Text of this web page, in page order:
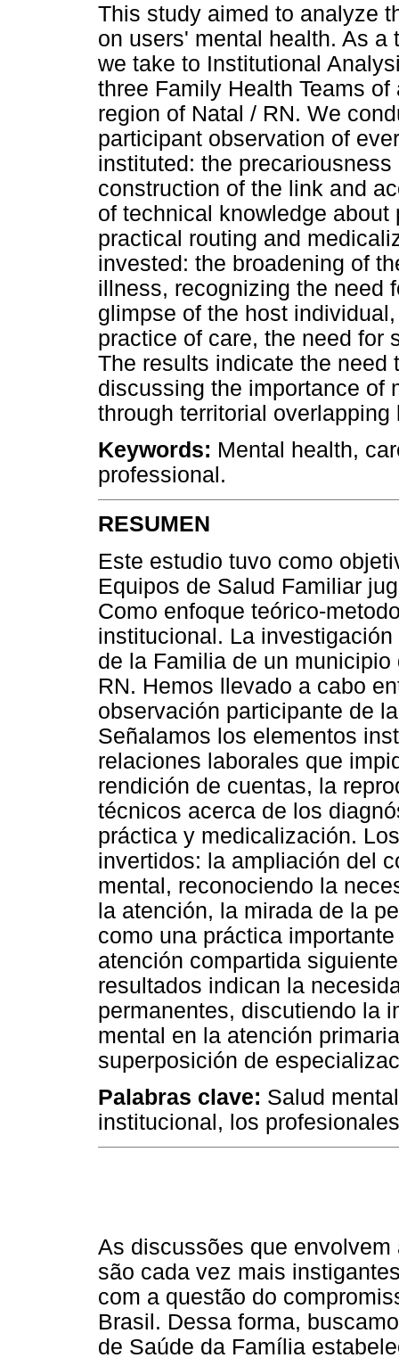
This study aimed to analyze
on users' mental health. As
we take to Institutional
three Family Health Teams
region of Natal / RN. We
participant observation of
instituted: the
construction of the link and
of technical knowledge
practical routing and
invested: the broadening of
illness, recognizing the need
glimpse of the host
practice of care, the need for
The results indicate the need
discussing the importance of
through territorial
Keywords: Mental health,
professional.
RESUMEN
Este estudio tuvo como
Equipos de Salud Familiar
Como enfoque teórico-
institucional. La
de la Familia de un
RN. Hemos llevado a cabo
observación participante de
Señalamos los elementos
relaciones laborales que
rendición de cuentas, la
técnicos acerca de los
práctica y medicalización.
invertidos: la ampliación del
mental, reconociendo la
la atención, la mirada de la
como una práctica
atención compartida
resultados indican la
permanentes, discutiendo la
mental en la atención
superposición de
Palabras clave: Salud
institucional, los
As discussões que
são cada vez mais
com a questão do
Brasil. Dessa forma,
de Saúde da Família